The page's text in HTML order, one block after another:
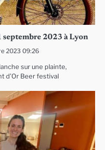
septembre 2023 à Lyon
2023 09:26
sur une plainte,
d’Or Beer festival